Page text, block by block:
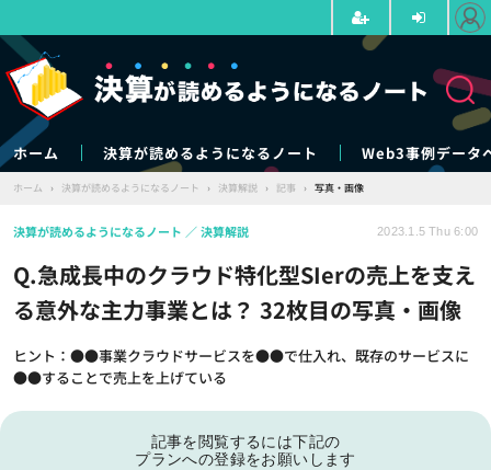
ホーム 決算が読めるようになるノート Web3事例データ
ホーム › 決算が読めるようになるノート › 決算解説 › 記事 › 写真・画像
Q.急成長中のクラウド特化型SIerの売上を支え
る意外な主力事業とは？ 32枚目の写真・画像
ヒント：●●事業クラウドサービスを●●で仕入れ、既存のサービスに
●●することで売上を上げている
決算が読めるようになるノート 決算解説 2023.1.5 Thu 6:00
記事を閲覧するには下記の
プランへの登録をお願いします